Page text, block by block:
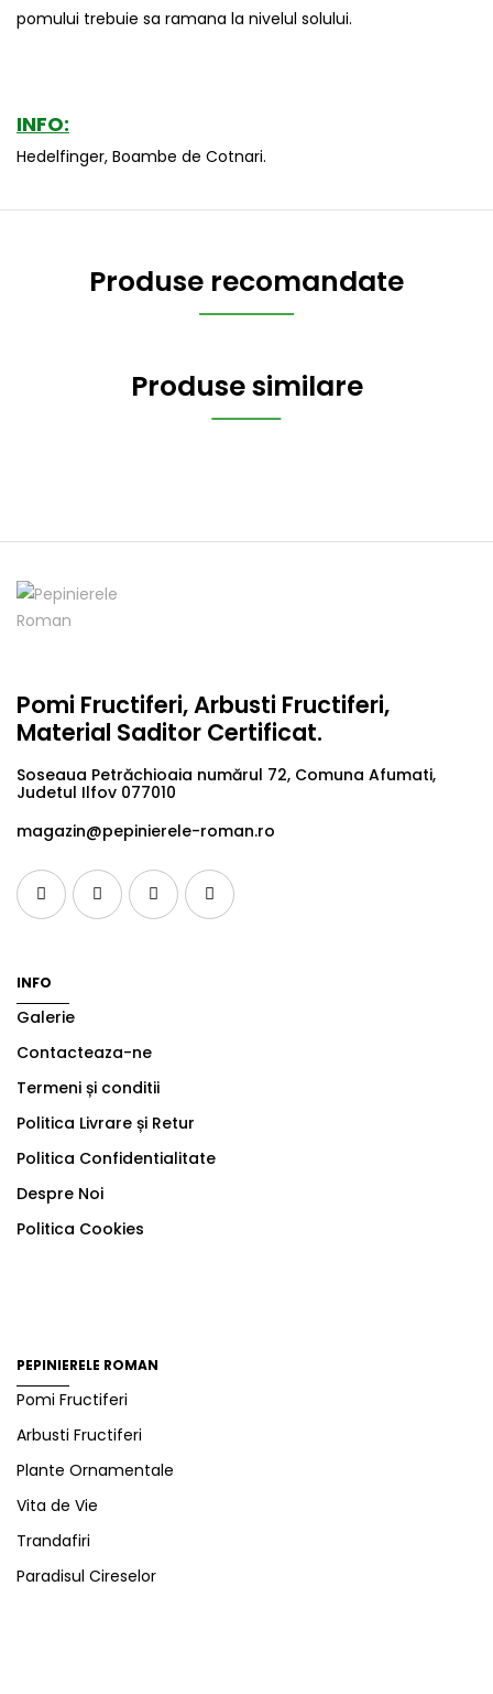
pomului trebuie sa ramana la nivelul solului.
INFO:
Hedelfinger, Boambe de Cotnari.
Produse recomandate
Produse similare
Pomi Fructiferi, Arbusti Fructiferi,
Material Saditor Certificat.
Soseaua Petrăchioaia numărul 72, Comuna Afumati,
Judetul Ilfov 077010
magazin@pepinierele-roman.ro
INFO
Galerie
Contacteaza-ne
Termeni și conditii
Politica Livrare și Retur
Politica Confidentialitate
Despre Noi
Politica Cookies
PEPINIERELE ROMAN
Pomi Fructiferi
Arbusti Fructiferi
Plante Ornamentale
Vita de Vie
Trandafiri
Paradisul Cireselor